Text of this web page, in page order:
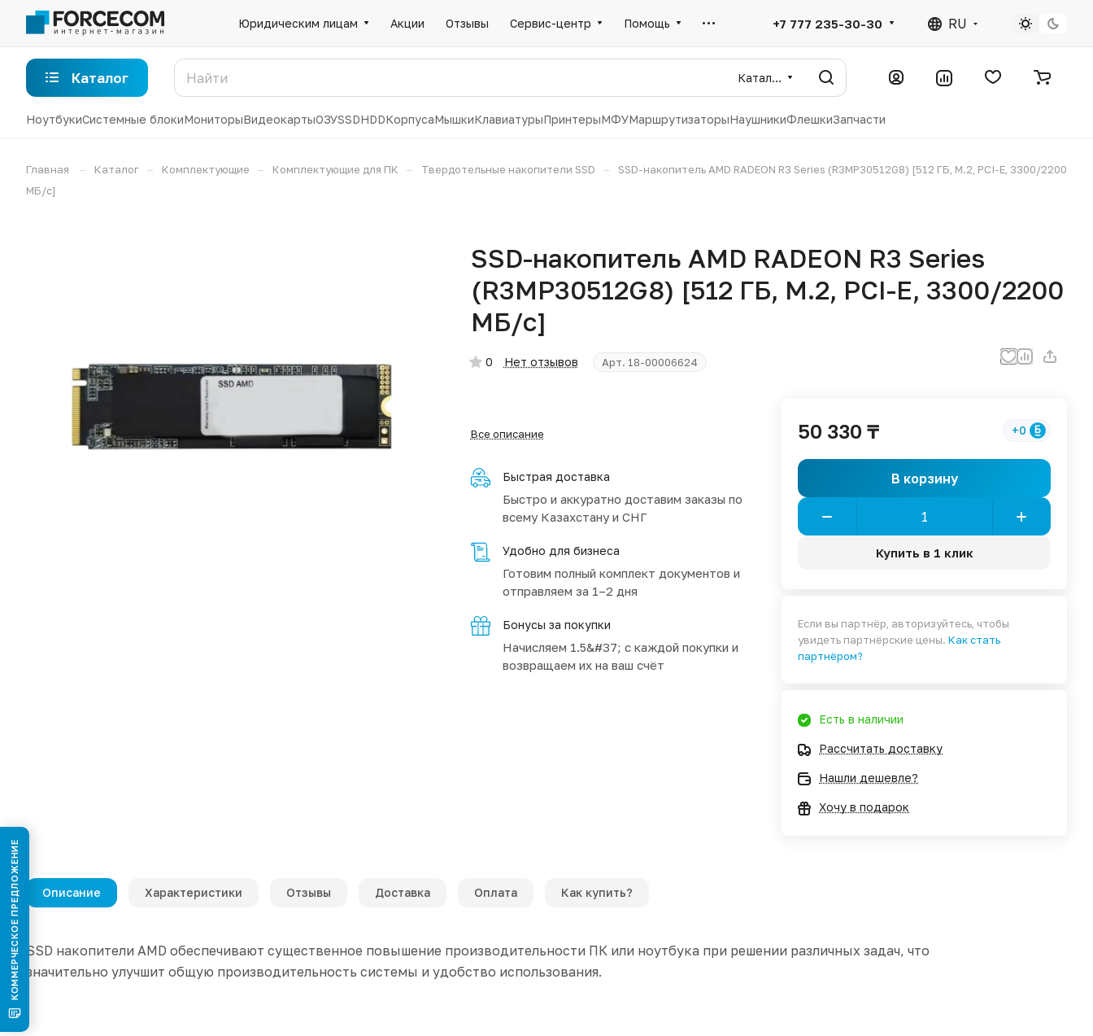
Юридическим лицам Акции Отзывы Сервис-центр Помощь +7 777 235-30-30 RU
Каталог Каталог
НоутбукиСистемные блокиМониторыВидеокартыОЗУSSDHDDКорпусаМышкиКлавиатурыПринтерыМФУМаршрутизаторыНаушникиФлешкиЗапчасти
Главная – Каталог – Комплектующие – Комплектующие для ПК – Твердотельные накопители SSD –
SSD-накопитель AMD RADEON R3 Series (R3MP30512G8) [512 ГБ, M.2, PCI-E, 3300/2200
МБ/с]
SSD-накопитель AMD RADEON R3 Series
(R3MP30512G8) [512 ГБ, M.2, PCI-E, 3300/2200
МБ/с]
0 Нет отзывов Арт. 18-00006624
Все описание
Быстрая доставка
Быстро и аккуратно доставим заказы по
всему Казахстану и СНГ
Удобно для бизнеса
Готовим полный комплект документов и
отправляем за 1–2 дня
Бонусы за покупки
Начисляем 1.5&#37; с каждой покупки и
возвращаем их на ваш счёт
50 330 ₸ +0
В корзину
Купить в 1 клик
Если вы партнёр, авторизуйтесь, чтобы
увидеть партнёрские цены.Как стать
партнёром?
Есть в наличии
Рассчитать доставку
Нашли дешевле?
Хочу в подарок
Описание Характеристики Отзывы Доставка Оплата Как купить?
SSD накопители AMD обеспечивают существенное повышение производительности ПК или ноутбука при решении различных задач, что
значительно улучшит общую производительность системы и удобство использования.
КОММЕРЧЕСКОЕ ПРЕДЛОЖЕНИЕ